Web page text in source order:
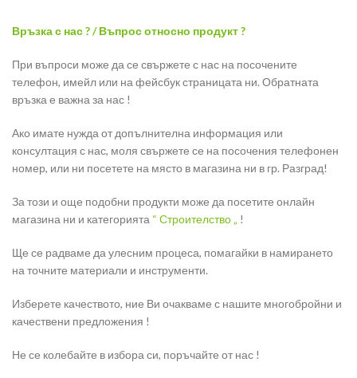
Връзка с нас ? / Въпрос относно продукт ?
При въпроси може да се свържете с нас на посочените
телефон, имейл или на фейсбук страницата ни. Обратната
връзка е важна за нас !
Ако имате нужда от допълнителна информация или
консултация с нас, моля свържете се на посочения телефонен
номер, или ни посетете на място в магазина ни в гр. Разград!
За този и още подобни продукти може да посетите онлайн
магазина ни и категорията “ Строителство „ !
Ще се радваме да улесним процеса, помагайки в намирането
на точните материали и инструменти.
Изберете качеството, ние Ви очакваме с нашите многобройни и
качествени предложения !
Не се колебайте в избора си, поръчайте от нас !